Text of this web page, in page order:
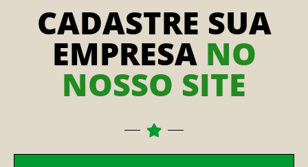
CADASTRE SUA
EMPRESA NO
NOSSO SITE